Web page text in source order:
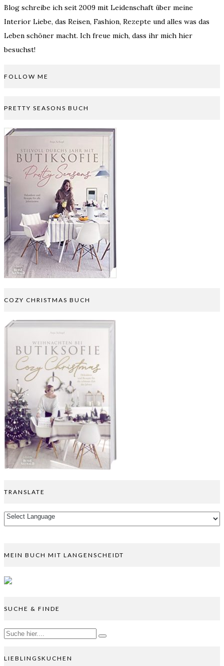
Blog schreibe ich seit 2009 mit Leidenschaft über meine
Interior Liebe, das Reisen, Fashion, Rezepte und alles was das
Leben schöner macht. Ich freue mich, dass ihr mich hier
besuchst!
FOLLOW ME
PRETTY SEASONS BUCH
COZY CHRISTMAS BUCH
TRANSLATE
MEIN BUCH MIT LANGENSCHEIDT
SUCHE & FINDE
LIEBLINGSKUCHEN